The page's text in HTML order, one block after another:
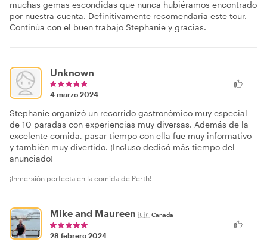
muchas gemas escondidas que nunca hubiéramos encontrado
por nuestra cuenta. Definitivamente recomendaría este tour.
Continúa con el buen trabajo Stephanie y gracias.
Unknown
4 marzo 2024
Stephanie organizó un recorrido gastronómico muy especial
de 10 paradas con experiencias muy diversas. Además de la
excelente comida, pasar tiempo con ella fue muy informativo
y también muy divertido. ¡Incluso dedicó más tiempo del
anunciado!
¡Inmersión perfecta en la comida de Perth!
Mike and Maureen 🇨🇦Canada
28 febrero 2024